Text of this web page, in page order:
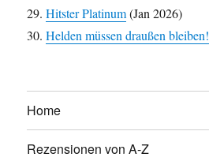
Hitster Platinum(Jan 2026)
Helden müssen draußen bleiben!
Home
Rezensionen von A-Z